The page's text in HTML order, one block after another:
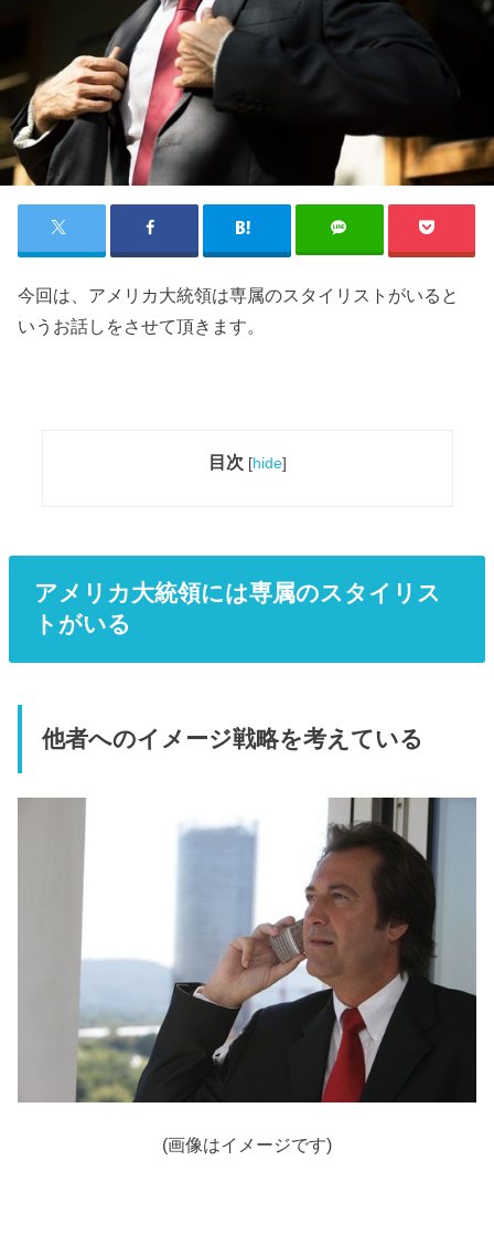
今回は、アメリカ大統領は専属のスタイリストがいると
いうお話しをさせて頂きます。
目次 [hide]
アメリカ大統領には専属のスタイリス
トがいる
他者へのイメージ戦略を考えている
(画像はイメージです)